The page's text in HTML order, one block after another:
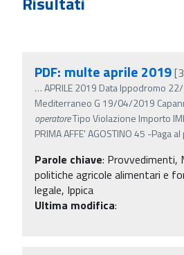
PDF: multe aprile 2019
…APRILE 2019 Data Ippodromo
Mediterraneo G 19/04/2019
operatoreTipo Violazione Importo
PRIMA AFFE' AGOSTINO 45 -Paga
Parole chiave: Provvedimenti,
politiche agricole alimentari e
legale, Ippica
Ultima modifica: